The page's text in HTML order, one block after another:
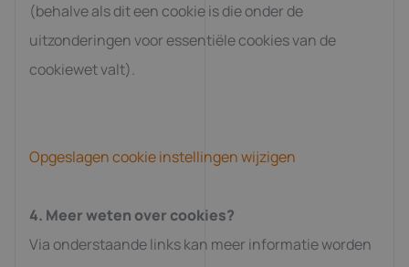
(behalve als dit een cookie is die onder de
uitzonderingen voor essentiële cookies van de
cookiewet valt).
Opgeslagen cookie instellingen wijzigen
4. Meer weten over cookies?
Via onderstaande links kan meer informatie worden